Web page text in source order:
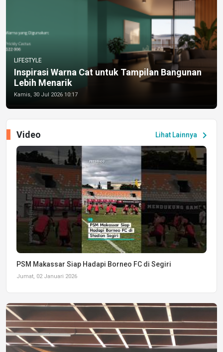
LIFESTYLE
Inspirasi Warna Cat untuk Tampilan Bangunan
Lebih Menarik
Kamis, 30 Jul 2026 10:17
Lihat Lainnya chevron_right
Video
PSM Makassar Siap Hadapi Borneo FC di Segiri
Jumat, 02 Januari 2026